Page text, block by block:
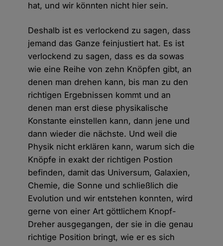
hat, und wir könnten nicht hier sein.
Deshalb ist es verlockend zu sagen, dass
jemand das Ganze feinjustiert hat. Es ist
verlockend zu sagen, dass es da sowas
wie eine Reihe von zehn Knöpfen gibt, an
denen man drehen kann, bis man zu den
richtigen Ergebnissen kommt und an
denen man erst diese physikalische
Konstante einstellen kann, dann jene und
dann wieder die nächste. Und weil die
Physik nicht erklären kann, warum sich die
Knöpfe in exakt der richtigen Postion
befinden, damit das Universum, Galaxien,
Chemie, die Sonne und schließlich die
Evolution und wir entstehen konnten, wird
gerne von einer Art göttlichem Knopf-
Dreher ausgegangen, der sie in die genau
richtige Position bringt, wie er es sich